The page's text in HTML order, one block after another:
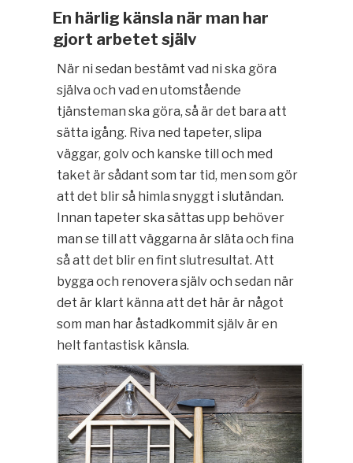
En härlig känsla när man har
gjort arbetet själv
När ni sedan bestämt vad ni ska göra
själva och vad en utomstående
tjänsteman ska göra, så är det bara att
sätta igång. Riva ned tapeter, slipa
väggar, golv och kanske till och med
taket är sådant som tar tid, men som gör
att det blir så himla snyggt i slutändan.
Innan tapeter ska sättas upp behöver
man se till att väggarna är släta och fina
så att det blir en fint slutresultat. Att
bygga och renovera själv och sedan när
det är klart känna att det här är något
som man har åstadkommit själv är en
helt fantastisk känsla.